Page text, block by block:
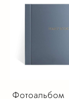
Фотоальбом